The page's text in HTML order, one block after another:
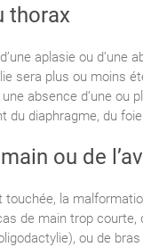
thorax
aplasie ou
sera plus ou moins
absence d’une ou
du diaphragme, du
ou de
la
de main trop
ou de